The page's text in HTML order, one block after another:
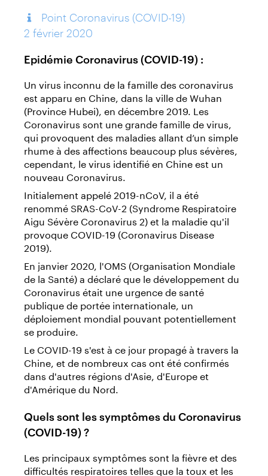
Point Coronavirus (COVID-19)
2 février 2020
Epidémie Coronavirus (COVID-19) :
Un virus inconnu de la famille des coronavirus
est apparu en Chine, dans la ville de Wuhan
(Province Hubei), en décembre 2019. Les
Coronavirus sont une grande famille de virus,
qui provoquent des maladies allant d’un simple
rhume à des affections beaucoup plus sévères,
cependant, le virus identifié en Chine est un
nouveau Coronavirus.
Initialement appelé 2019-nCoV, il a été
renommé SRAS-CoV-2 (Syndrome Respiratoire
Aigu Sévère Coronavirus 2) et la maladie qu'il
provoque COVID-19 (Coronavirus Disease
2019).
En janvier 2020, l'OMS (Organisation Mondiale
de la Santé) a déclaré que le développement du
Coronavirus était une urgence de santé
publique de portée internationale, un
déploiement mondial pouvant potentiellement
se produire.
Le COVID-19 s'est à ce jour propagé à travers la
Chine, et de nombreux cas ont été confirmés
dans d'autres régions d'Asie, d'Europe et
d'Amérique du Nord.
Quels sont les symptômes du Coronavirus
(COVID-19) ?
Les principaux symptômes sont la fièvre et des
difficultés respiratoires telles que la toux et les